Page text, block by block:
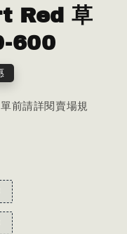
Red 草
600
前請詳閱賣場規